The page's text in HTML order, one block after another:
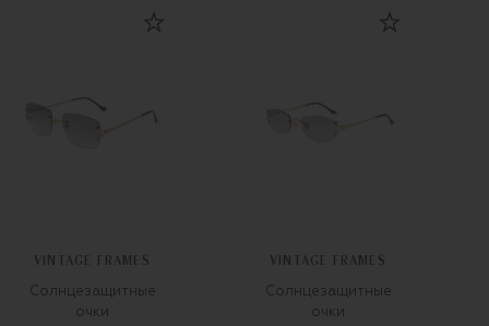
VINTAGE FRAMES
Солнцезащитные
очки
VINTAGE FRAMES
Солнцезащитные
очки